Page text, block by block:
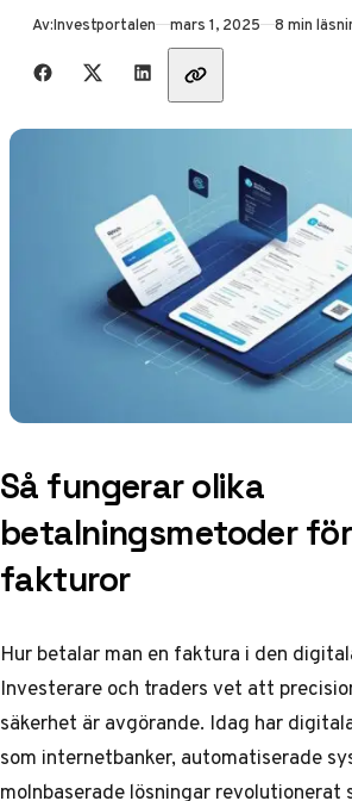
Av:Investportalen Publicerad
mars 1, 2025 8 min
Dela med vänner
Så fungerar olika
betalningsmetoder för
fakturor
Hur betalar man en faktura i den
Investerare och traders vet att
säkerhet är avgörande. Idag har
som internetbanker, automatiserade
molnbaserade lösningar